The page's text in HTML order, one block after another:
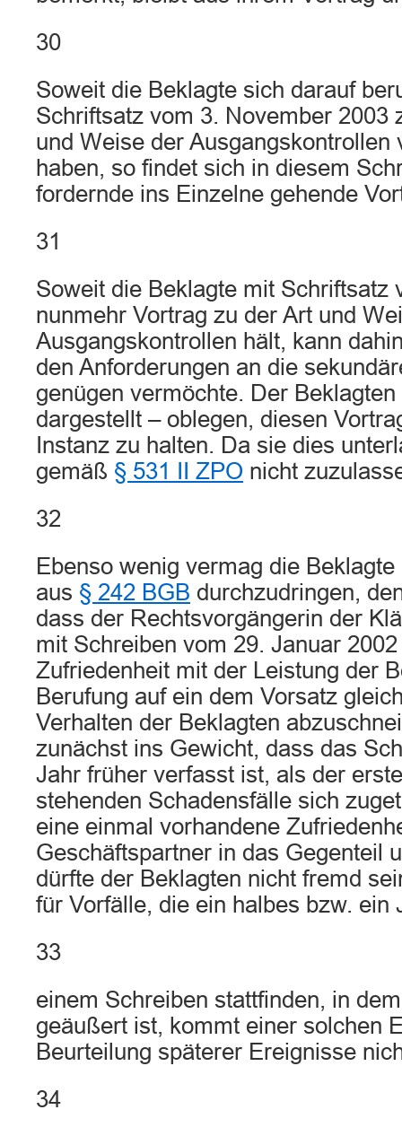
30
Soweit die Beklagte sich darauf
Schriftsatz vom 3. November 2003
und Weise der Ausgangskontrollen
haben, so findet sich in diesem
fordernde ins Einzelne gehende
31
Soweit die Beklagte mit Schriftsatz
nunmehr Vortrag zu der Art und
Ausgangskontrollen hält, kann
den Anforderungen an die
genügen vermöchte. Der
dargestellt – oblegen, diesen
Instanz zu halten. Da sie dies
gemäß § 531 II ZPO nicht
32
Ebenso wenig vermag die
aus § 242 BGB durchzudringen,
dass der Rechtsvorgängerin der
mit Schreiben vom 29. Januar
Zufriedenheit mit der Leistung der
Berufung auf ein dem Vorsatz
Verhalten der Beklagten
zunächst ins Gewicht, dass das
Jahr früher verfasst ist, als der
stehenden Schadensfälle sich
eine einmal vorhandene
Geschäftspartner in das Gegenteil
dürfte der Beklagten nicht fremd
für Vorfälle, die ein halbes bzw. ein
33
einem Schreiben stattfinden, in
geäußert ist, kommt einer solchen
Beurteilung späterer Ereignisse
34